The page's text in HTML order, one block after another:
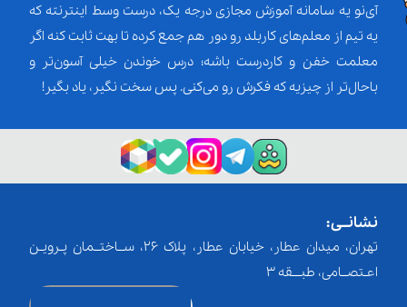
آی‌نو یه سامانه آموزش مجازی درجه یک، درست وسط اینترنته که
یه تیم از معلم‌‌های کاربلد رو دور هم جمع کرده تا بهت ثابت کنه اگر
معلمت خفن و کاردرست باشه؛ درس خوندن خیلی آسون‌تر و
باحال‌تر از چیزیه که فکرش رو می‌کنی. پس سخت نگیر، یاد بگیر!
نشانــی:
تهران، میدان عطار، خیابان عطار، پلاک 26، ســاختــمان پـرویـن
اعـتصــامی، طبـــقه 3